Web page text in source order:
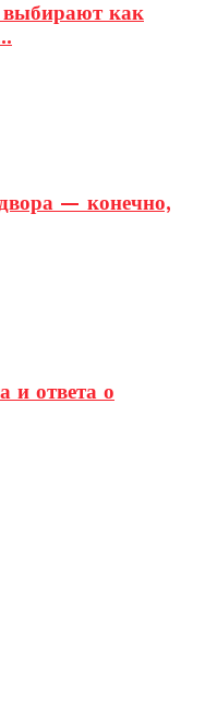
выбирают как
— конечно,
и ответа о